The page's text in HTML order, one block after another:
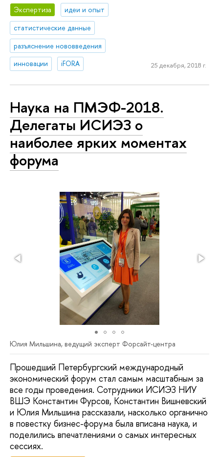
Экспертиза
идеи и опыт
статистические данные
разъяснение нововведения
инновации
iFORA 25 декабря, 2018 г.
Наука на ПМЭФ-2018.
Делегаты ИСИЭЗ о
наиболее ярких моментах
форума
Юлия Мильшина, ведущий эксперт Форсайт-центра
Прошедший Петербургский международный
экономический форум стал самым масштабным за
все годы проведения. Сотрудники ИСИЭЗ НИУ
ВШЭ Константин Фурсов, Константин Вишневский
и Юлия Мильшина рассказали, насколько органично
в повестку бизнес-форума была вписана наука, и
поделились впечатлениями о самых интересных
сессиях.